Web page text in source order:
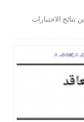
نتائج الاختبارات